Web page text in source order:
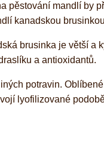
pěstování mandlí by
kanadskou
brusinka je větší
a antioxidantů.
potravin.
lyofilizované